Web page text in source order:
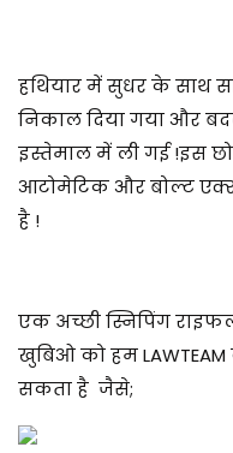
हथियार में सुधर के साथ
निकाल दिया गया और
इस्तेमाल में ली गई !इस
आटोमेटिक और बोल्ट
है !
एक अच्छी स्निपिंग
खुबिओ को हम
सकता है जैसे;